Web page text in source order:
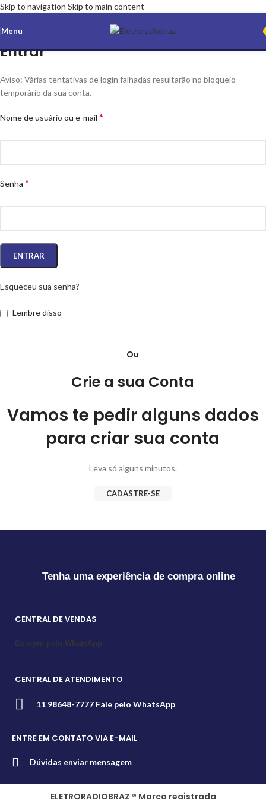
Skip to navigation Skip to main content
Menu
Entrar
Aviso: Várias tentativas de login falhadas resultarão no bloqueio
temporário da sua conta.
Nome de usuário ou e-mail *
Senha *
ENTRAR
Esqueceu sua senha?
Lembre disso
Ou
Crie a sua Conta
Vamos te pedir alguns dados
para criar sua conta
Leva só alguns minutos.
CADASTRE-SE
Tenha uma experiência de compra online
CENTRAL DE VENDAS
Compre pelo WhatsApp
CENTRAL DE ATENDIMENTO
11 98648-7777 Fale pelo WhatsApp
ENTRE EM CONTATO VIA E-MAIL
Dúvidas enviar mensagem
ELETRORADIOBRAZ ® Marca registrada